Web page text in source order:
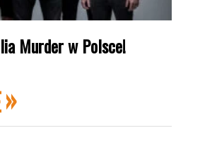
Murder w Polsce!